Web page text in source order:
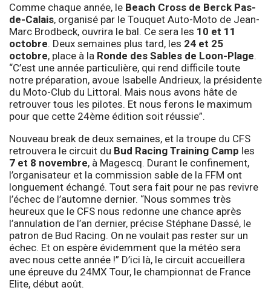
Comme chaque année, le Beach Cross de Berck Pas-
de-Calais, organisé par le Touquet Auto-Moto de Jean-
Marc Brodbeck, ouvrira le bal. Ce sera les 10 et 11
octobre. Deux semaines plus tard, les 24 et 25
octobre, place à la Ronde des Sables de Loon-Plage.
“C’est une année particulière, qui rend difficile toute
notre préparation, avoue Isabelle Andrieux, la présidente
du Moto-Club du Littoral. Mais nous avons hâte de
retrouver tous les pilotes. Et nous ferons le maximum
pour que cette 24ème édition soit réussie”.
Nouveau break de deux semaines, et la troupe du CFS
retrouvera le circuit du Bud Racing Training Camp les
7 et 8 novembre, à Magescq. Durant le confinement,
l’organisateur et la commission sable de la FFM ont
longuement échangé. Tout sera fait pour ne pas revivre
l’échec de l’automne dernier. “Nous sommes très
heureux que le CFS nous redonne une chance après
l’annulation de l’an dernier, précise Stéphane Dassé, le
patron de Bud Racing. On ne voulait pas rester sur un
échec. Et on espère évidemment que la météo sera
avec nous cette année !” D’ici là, le circuit accueillera
une épreuve du 24MX Tour, le championnat de France
Elite, début août.